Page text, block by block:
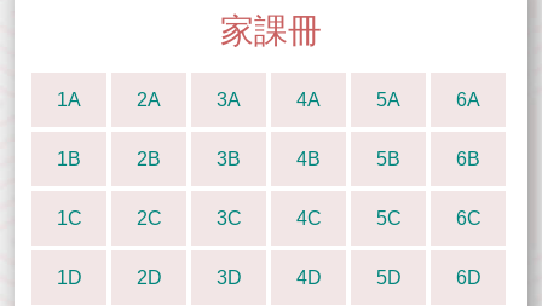
家課冊
1A 2A 3A 4A 5A 6A
1B 2B 3B 4B 5B 6B
1C 2C 3C 4C 5C 6C
1D 2D 3D 4D 5D 6D